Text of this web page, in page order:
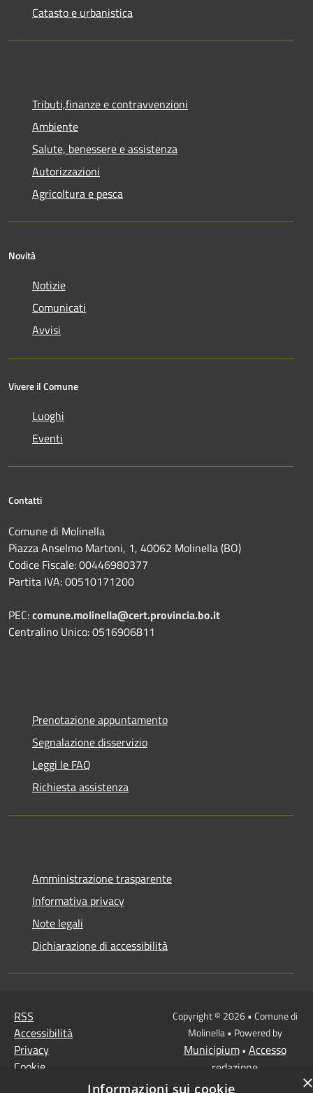
Catasto e urbanistica
Tributi,finanze e contravvenzioni
Ambiente
Salute, benessere e assistenza
Autorizzazioni
Agricoltura e pesca
Novità
Notizie
Comunicati
Avvisi
Vivere il Comune
Luoghi
Eventi
Contatti
Comune di Molinella
Piazza Anselmo Martoni, 1, 40062 Molinella (BO)
Codice Fiscale: 00446980377
Partita IVA: 00510171200
PEC:comune.molinella@cert.provincia.bo.it
Centralino Unico: 0516906811
Prenotazione appuntamento
Segnalazione disservizio
Leggi le FAQ
Richiesta assistenza
Amministrazione trasparente
Informativa privacy
Note legali
Dichiarazione di accessibilità
RSS
Accessibilità
Privacy
Cookie
Copyright © 2026 • Comune di
Molinella • Powered by
Municipium• Accesso
redazione
×
Informazioni sui cookie